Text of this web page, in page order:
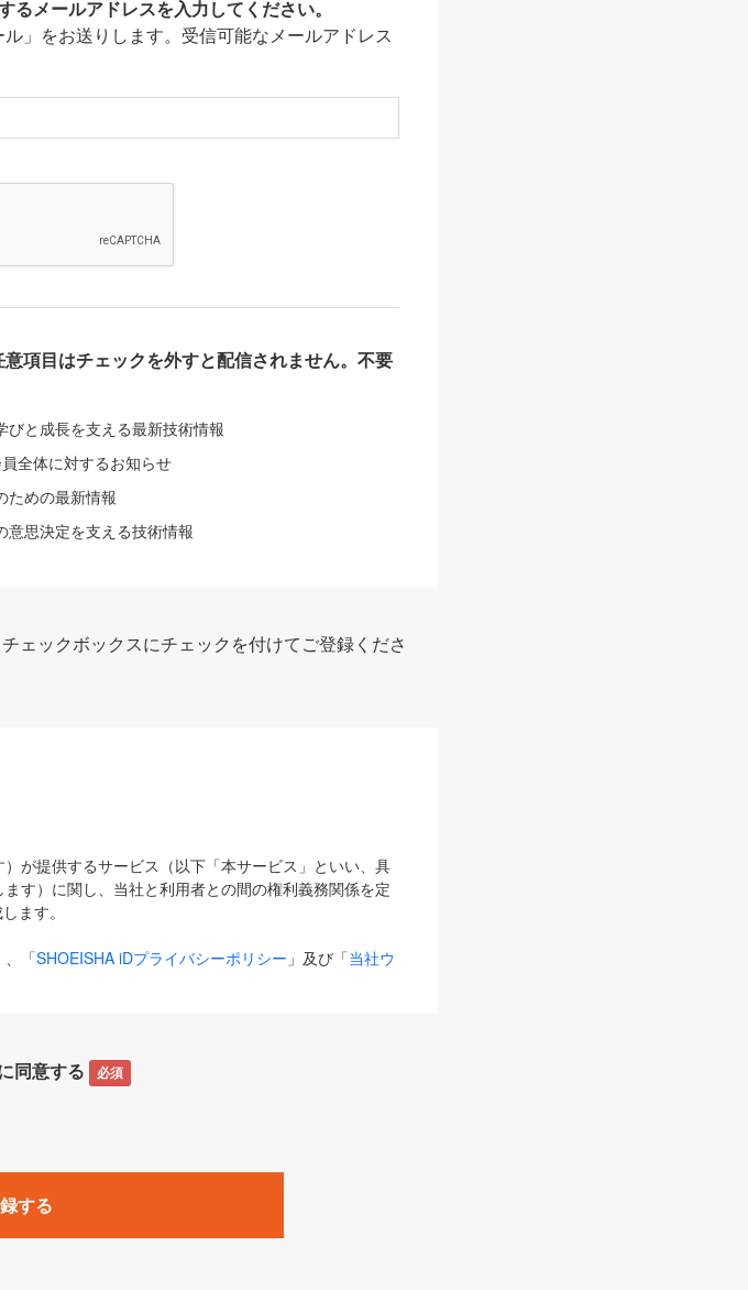
メールアドレスを入力してください。
」をお送りします。受信可能なメールアドレス
項目はチェックを外すと配信されません。不要
びと成長を支える最新技術情報
全体に対するお知らせ
ための最新情報
意思決定を支える技術情報
ェックボックスにチェックを付けてご登録くださ
が提供するサービス（以下「本サービス」といい、具
す）に関し、当社と利用者との間の権利義務関係を定
ます。
、「SHOEISHA iDプライバシーポリシー 」及び「当社ウ
名称や内容が変更された場合、変更後のサービスを含
ベントやキャンペーンをいいます。
」「ECzine」「Biz/Zine」「HRzine」
同意する 必須
する